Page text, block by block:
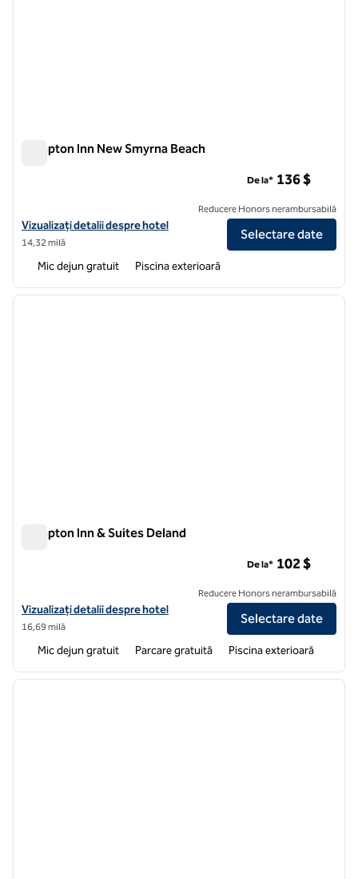
Hampton Inn New Smyrna Beach
Vizualizați detaliile hotelului pentru plaja Hampton Inn New Smyrna
Vizualizați detalii despre hotel
14,32 milă
De la* 136 $
Reducere Honors nerambursabilă
Selectare date
Mic dejun gratuit Piscina exterioară
1 din 12
Hampton Inn & Suites Deland
Vizualizați detaliile hotelului pentru Hampton Inn & Suites Deland
Vizualizați detalii despre hotel
16,69 milă
De la* 102 $
Reducere Honors nerambursabilă
Selectare date
Mic dejun gratuit Parcare gratuită Piscina exterioară
1 din 12